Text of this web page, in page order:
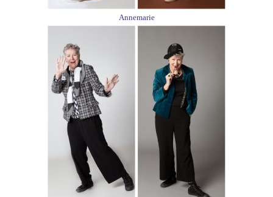
Annemarie